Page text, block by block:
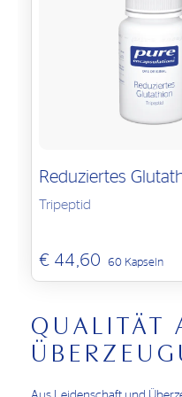
Reduziertes
Tripeptid
€ 44,60 60 Kapseln
QUALITÄT